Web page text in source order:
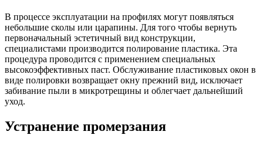
В процессе эксплуатации на профилях могут появляться
небольшие сколы или царапины. Для того чтобы вернуть
первоначальный эстетичный вид конструкции,
специалистами производится полирование пластика. Эта
процедура проводится с применением специальных
высокоэффективных паст. Обслуживание пластиковых окон в
виде полировки возвращает окну прежний вид, исключает
забивание пыли в микротрещины и облегчает дальнейший
уход.
Устранение промерзания